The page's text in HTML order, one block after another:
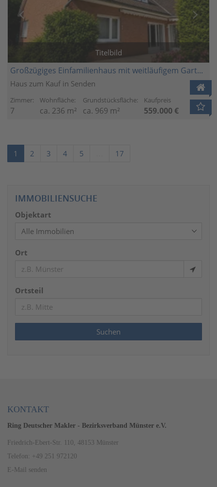
Titelbild
Großzügiges Einfamilienhaus mit weitläufigem Garten in begehrter Waldrandlage von Senden
Haus zum Kauf in Senden
Zimmer:
7
Wohnfläche:
ca. 236 m²
Grundstücksfläche:
ca. 969 m²
Kaufpreis
559.000 €
1 2 3 4 5 17
IMMOBILIENSUCHE
Objektart
Ort
Ortsteil
KONTAKT
Ring Deutscher Makler - Bezirksverband Münster e.V.
Friedrich-Ebert-Str. 110, 48153 Münster
Telefon: +49 251 972120
E-Mail senden